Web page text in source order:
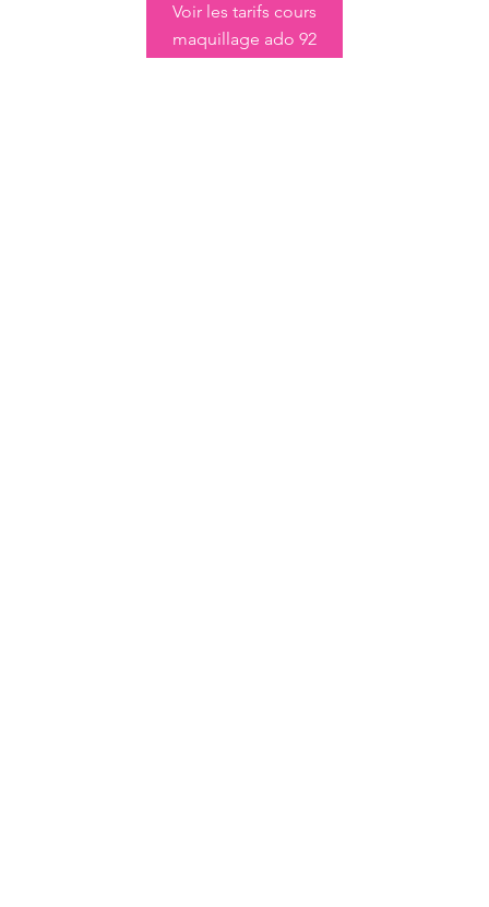
Voir les tarifs cours
maquillage ado 92